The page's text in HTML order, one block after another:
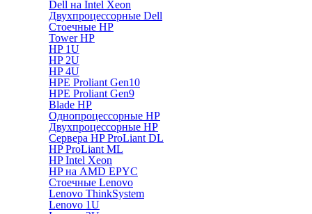
Dell на Intel Xeon
Двухпроцессорные Dell
Стоечные HP
Tower HP
HP 1U
HP 2U
HP 4U
HPE Proliant Gen10
HPE Proliant Gen9
Blade HP
Однопроцессорные HP
Двухпроцессорные HP
Сервера HP ProLiant DL
HP ProLiant ML
HP Intel Xeon
HP на AMD EPYC
Стоечные Lenovo
Lenovo ThinkSystem
Lenovo 1U